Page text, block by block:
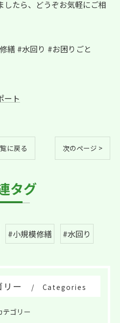
したら、どうぞお気軽にご相
繕 #水回り #お困りごと
ート
に戻る 次のページ >
タグ
#小規模修繕 #水回り
リー Categories
テゴリー